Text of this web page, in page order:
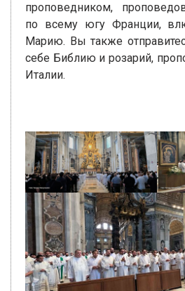
проповедником,
по всему югу Франции,
Марию. Вы также
себе Библию и розарий,
Италии.